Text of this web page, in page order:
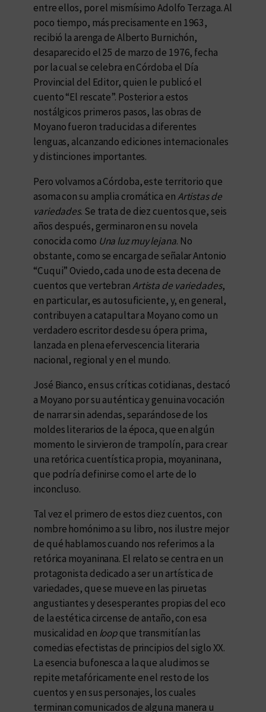
entre ellos, por el mismísimo Adolfo Terzaga. Al
poco tiempo, más precisamente en 1963,
recibió la arenga de Alberto Burnichón,
desaparecido el 25 de marzo de 1976, fecha
por la cual se celebra en Córdoba el Día
Provincial del Editor, quien le publicó el
cuento “El rescate”. Posterior a estos
nostálgicos primeros pasos, las obras de
Moyano fueron traducidas a diferentes
lenguas, alcanzando ediciones internacionales
y distinciones importantes.
Pero volvamos a Córdoba, este territorio que
asoma con su amplia cromática enArtistas de
variedades. Se trata de diez cuentos que, seis
años después, germinaron en su novela
conocida como Una luz muy lejana. No
obstante, como se encarga de señalar Antonio
“Cuqui” Oviedo, cada uno de esta decena de
cuentos que vertebranArtista de variedades,
en particular, es autosuficiente, y, en general,
contribuyen a catapultar a Moyano como un
verdadero escritor desde su ópera prima,
lanzada en plena efervescencia literaria
nacional, regional y en el mundo.
José Bianco, en sus críticas cotidianas, destacó
a Moyano por su auténtica y genuina vocación
de narrar sin adendas, separándose de los
moldes literarios de la época, que en algún
momento le sirvieron de trampolín, para crear
una retórica cuentística propia, moyaninana,
que podría definirse como el arte de lo
inconcluso.
Tal vez el primero de estos diez cuentos, con
nombre homónimo a su libro, nos ilustre mejor
de qué hablamos cuando nos referimos a la
retórica moyaninana. El relato se centra en un
protagonista dedicado a ser un artística de
variedades, que se mueve en las piruetas
angustiantes y desesperantes propias del eco
de la estética circense de antaño, con esa
musicalidad en loopque transmitían las
comedias efectistas de principios del siglo XX.
La esencia bufonesca a la que aludimos se
repite metafóricamente en el resto de los
cuentos y en sus personajes, los cuales
terminan comunicados de alguna manera u